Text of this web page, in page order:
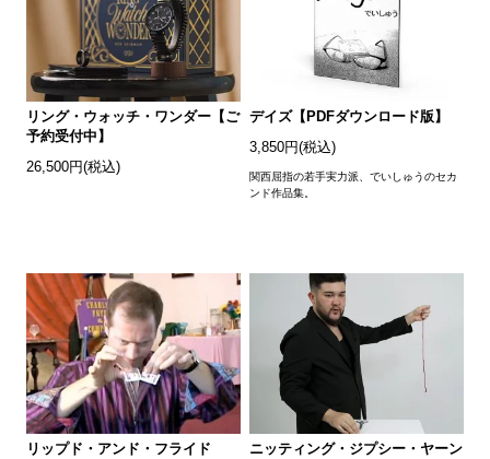
リング・ウォッチ・ワンダー【ご
予約受付中】
26,500円(税込)
デイズ【PDFダウンロード版】
3,850円(税込)
関西屈指の若手実力派、でいしゅうのセカ
ンド作品集。
リップド・アンド・フライド
ニッティング・ジプシー・ヤーン